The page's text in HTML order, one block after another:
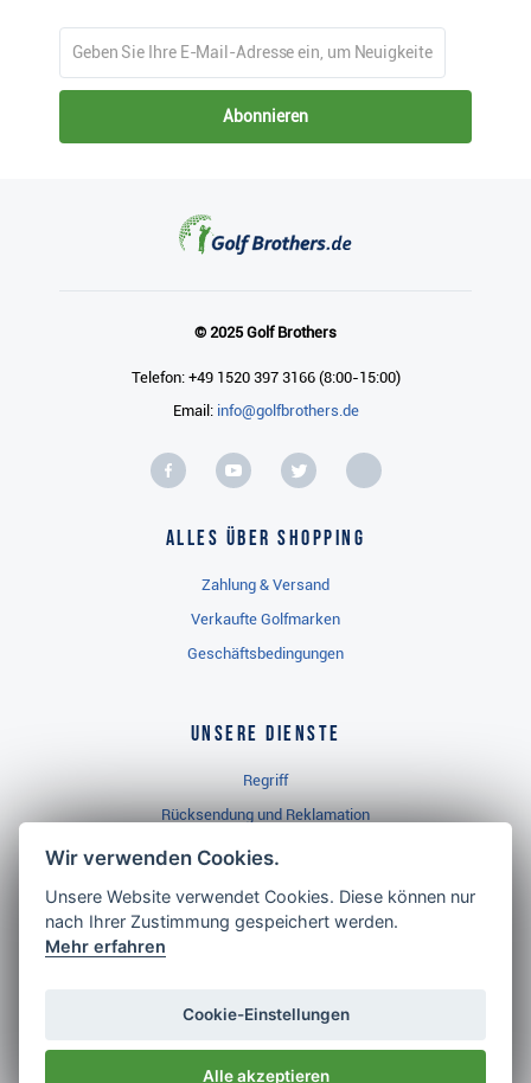
Abonnieren
© 2025 Golf Brothers
Telefon: +49 1520 397 3166 (8:00-15:00)
Email: info@golfbrothers.de
Alles über Shopping
Zahlung & Versand
Verkaufte Golfmarken
Geschäftsbedingungen
Unsere Dienste
Regriff
Rücksendung und Reklamation
Widerrufsbelehrung
Golf Brothers.de
Neuheiten
Impressum
Wir verwenden Cookies.
Unsere Website verwendet Cookies. Diese können nur
nach Ihrer Zustimmung gespeichert werden.
Mehr erfahren
Cookie-Einstellungen
Alle akzeptieren